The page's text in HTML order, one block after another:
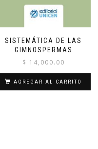
SISTEMÁTICA DE LAS
GIMNOSPERMAS
$ 14,000.00
AGREGAR AL CARRITO